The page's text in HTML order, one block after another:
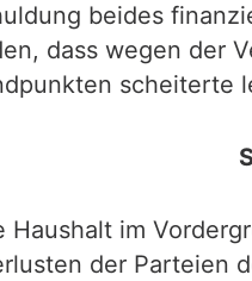
beides
dass wegen der
scheiterte
im
der